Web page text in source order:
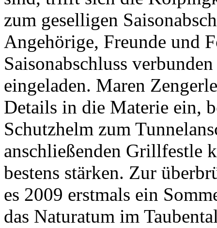
zum geselligen
Angehörige, Freunde und
Saisonabschluss
eingeladen. Maren
Details in die Materie ein,
Schutzhelm zum
anschließenden Grillfestle
bestens stärken. Zur
es 2009 erstmals ein
das Naturatum im